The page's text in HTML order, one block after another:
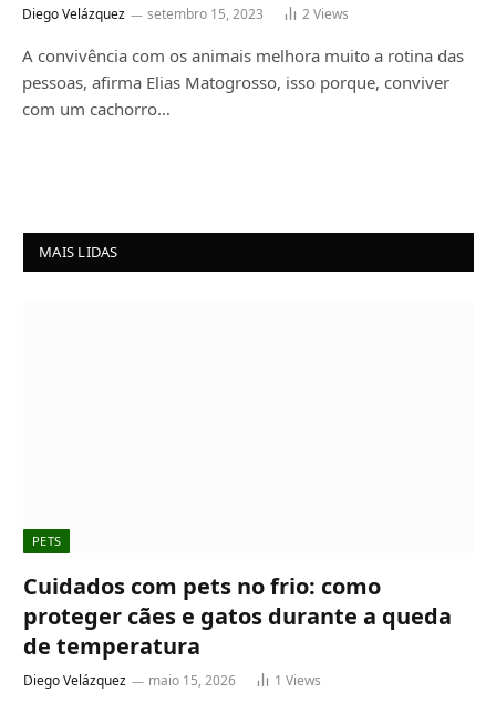
Diego Velázquez setembro 15, 2023 2Views
A convivência com os animais melhora muito a rotina das
pessoas, afirma Elias Matogrosso, isso porque, conviver
com um cachorro…
MAIS LIDAS
PETS
Cuidados com pets no frio: como
proteger cães e gatos durante a queda
de temperatura
Diego Velázquez maio 15, 2026 1 Views